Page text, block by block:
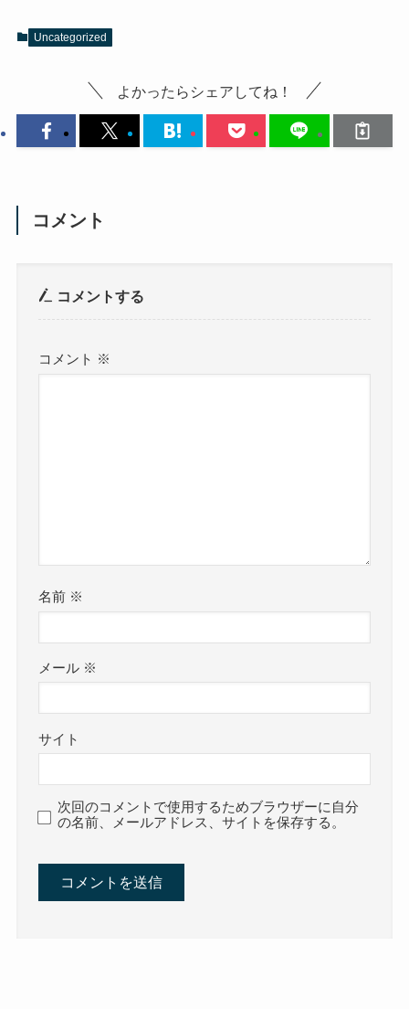
Uncategorized
よかったらシェアしてね！
コメント
コメントする
コメント ※
名前 ※
メール ※
サイト
次回のコメントで使用するためブラウザーに自分
の名前、メールアドレス、サイトを保存する。